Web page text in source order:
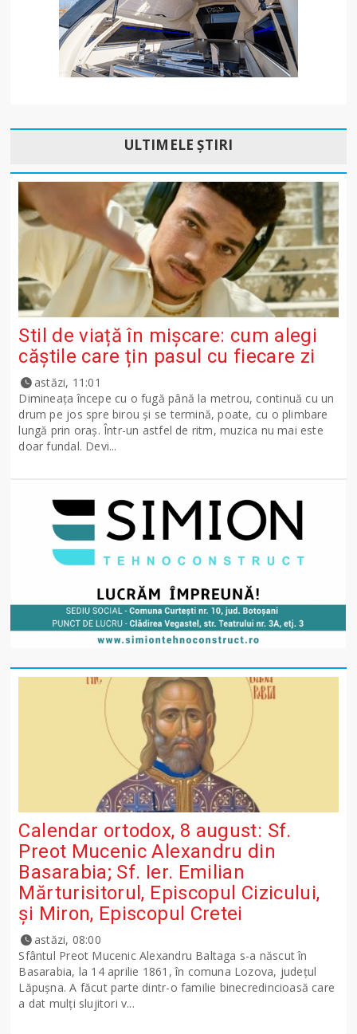
ULTIMELE ȘTIRI
Stil de viață în mișcare: cum alegi
căștile care țin pasul cu fiecare zi
astăzi, 11:01
Dimineața începe cu o fugă până la metrou, continuă cu un
drum pe jos spre birou și se termină, poate, cu o plimbare
lungă prin oraș. Într-un astfel de ritm, muzica nu mai este
doar fundal. Devi...
Calendar ortodox, 8 august: Sf.
Preot Mucenic Alexandru din
Basarabia; Sf. Ier. Emilian
Mărturisitorul, Episcopul Cizicului,
şi Miron, Episcopul Cretei
astăzi, 08:00
Sfântul Preot Mucenic Alexandru Baltaga s-a născut în
Basarabia, la 14 aprilie 1861, în comuna Lozova, județul
Lăpușna. A făcut parte dintr-o familie binecredincioasă care
a dat mulți slujitori v...